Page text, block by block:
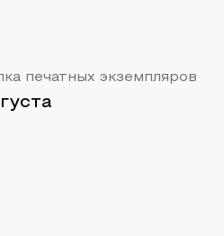
печатных экземпляров